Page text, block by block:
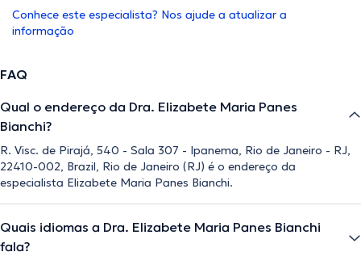
Conhece este especialista? Nos ajude a atualizar a
informação
FAQ
Qual o endereço da Dra. Elizabete Maria Panes
Bianchi?
R. Visc. de Pirajá, 540 - Sala 307 - Ipanema, Rio de Janeiro - RJ,
22410-002, Brazil, Rio de Janeiro (RJ) é o endereço da
especialista Elizabete Maria Panes Bianchi.
Quais idiomas a Dra. Elizabete Maria Panes Bianchi
fala?